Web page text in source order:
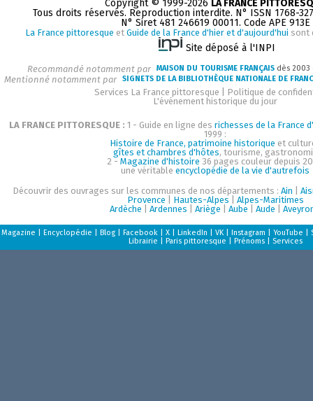
Copyright © 1999-2026 LA FRANCE
Tous droits réservés. Reproduction interdite. N° ISSN 1768-
N° Siret 481 246619 00011. Code APE 913E
La France pittoresque et Guide de la France d'hier et d'aujourd'hui sont
Site déposé à l'INPI
Recommandé notamment par MAISON DU TOURISME FRANÇAIS dès
Mentionné notamment par SIGNETS DE LA BIBLIOTHÈQUE NATIONALE DE
Services La France pittoresque
Politique de
L'événement historique du jour
LA FRANCE PITTORESQUE : 1 - Guide en ligne des richesses de la France
1999 :
Histoire de France, patrimoine historique et
gîtes et chambres d'hôtes, tourisme,
2 - Magazine d'histoire 36 pages couleur depuis
une véritable encyclopédie de la vie d'autrefois
Découvrir des ouvrages sur les communes de nos départements : Ain
Provence
Hautes-Alpes
Alpes-Maritimes
Ardèche
Ardennes Ariège Aube Aude
Magazine Encyclopédie Blog| Facebook| X| LinkedIn VK| Instagram YouTube
Librairie
Paris pittoresque Prénoms| Services